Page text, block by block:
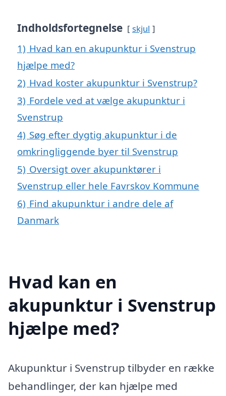
Indholdsfortegnelse skjul
1) Hvad kan en akupunktur i Svenstrup
hjælpe med?
2) Hvad koster akupunktur i Svenstrup?
3) Fordele ved at vælge akupunktur i
Svenstrup
4) Søg efter dygtig akupunktur i de
omkringliggende byer til Svenstrup
5) Oversigt over akupunktører i
Svenstrup eller hele Favrskov Kommune
6) Find akupunktur i andre dele af
Danmark
Hvad kan en
akupunktur i Svenstrup
hjælpe med?
Akupunktur i Svenstrup tilbyder en række
behandlinger, der kan hjælpe med